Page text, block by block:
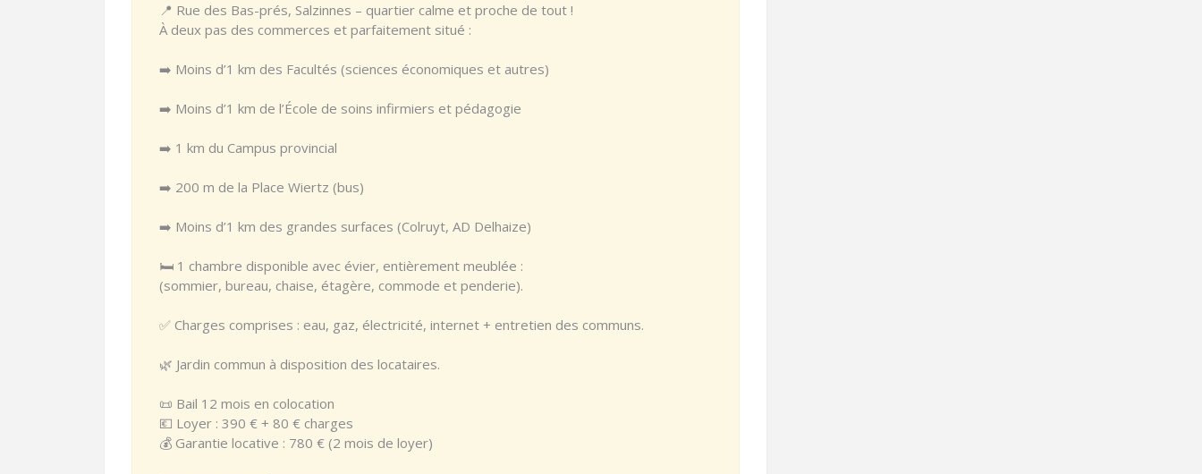
📍 Rue des Bas-prés, Salzinnes – quartier calme et proche de tout !
À deux pas des commerces et parfaitement situé :
➡️ Moins d’1 km des Facultés (sciences économiques et autres)
➡️ Moins d’1 km de l’École de soins infirmiers et pédagogie
➡️ 1 km du Campus provincial
➡️ 200 m de la Place Wiertz (bus)
➡️ Moins d’1 km des grandes surfaces (Colruyt, AD Delhaize)
🛏️ 1 chambre disponible avec évier, entièrement meublée :
(sommier, bureau, chaise, étagère, commode et penderie).
✅ Charges comprises : eau, gaz, électricité, internet + entretien des communs.
🌿 Jardin commun à disposition des locataires.
📜 Bail 12 mois en colocation
💶 Loyer : 390 € + 80 € charges
💰 Garantie locative : 780 € (2 mois de loyer)